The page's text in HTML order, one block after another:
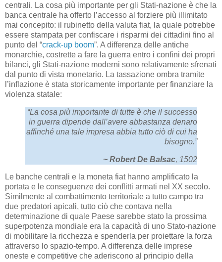
centrali. La cosa più importante per gli Stati-nazione è che la
banca centrale ha offerto l’accesso al forziere più illimitato
mai concepito: il rubinetto della valuta fiat, la quale potrebbe
essere stampata per confiscare i risparmi dei cittadini fino al
punto del “crack-up boom”. A differenza delle antiche
monarchie, costrette a fare la guerra entro i confini dei propri
bilanci, gli Stati-nazione moderni sono relativamente sfrenati
dal punto di vista monetario. La tassazione ombra tramite
l’inflazione è stata storicamente importante per finanziare la
violenza statale:
“La cosa più importante di tutte è che il successo
in guerra dipende dall’avere abbastanza denaro
affinché una tale impresa abbia tutto ciò di cui ha
bisogno.”
~ Robert De Balsac, 1502
Le banche centrali e la moneta fiat hanno amplificato la
portata e le conseguenze dei conflitti armati nel XX secolo.
Similmente al combattimento territoriale a tutto campo tra
due predatori apicali, tutto ciò che contava nella
determinazione di quale Paese sarebbe stato la prossima
superpotenza mondiale era la capacità di uno Stato-nazione
di mobilitare la ricchezza e spenderla per proiettare la forza
attraverso lo spazio-tempo. A differenza delle imprese
oneste e competitive che aderiscono al principio della